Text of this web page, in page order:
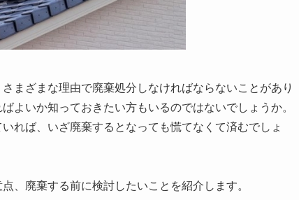
まざまな理由で廃棄処分しなければならないことがあり
よいか知っておきたい方もいるのではないでしょうか。
れば、いざ廃棄するとなっても慌てなくて済むでしょ
、廃棄する前に検討したいことを紹介します。